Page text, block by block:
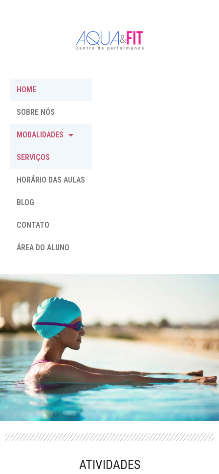
HOME
SOBRE NÓS
MODALIDADES
SERVIÇOS
HORÁRIO DAS AULAS
BLOG
CONTATO
ÁREA DO ALUNO
PERFORMANCE
ATIVIDADES